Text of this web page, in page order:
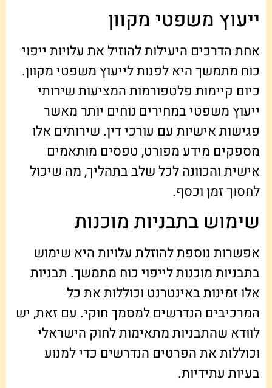
ייעוץ משפטי מקוון
אחת הדרכים היעילות להוזיל את עלויות ייפוי
כוח מתמשך היא לפנות לייעוץ משפטי מקוון.
כיום קיימות פלטפורמות המציעות שירותי
ייעוץ משפטי במחירים נוחים יותר מאשר
פגישות אישיות עם עורכי דין. שירותים אלו
מספקים מידע מפורט, טפסים מותאמים
אישית והכוונה לכל שלב בתהליך, מה שיכול
לחסוך זמן וכסף.
שימוש בתבניות מוכנות
אפשרות נוספת להוזלת עלויות היא שימוש
בתבניות מוכנות לייפוי כוח מתמשך. תבניות
אלו זמינות באינטרנט וכוללות את כל
המרכיבים הנדרשים למסמך חוקי. עם זאת, יש
לוודא שהתבניות מתאימות לחוק הישראלי
וכוללות את הפרטים הנדרשים כדי למנוע
בעיות עתידיות.